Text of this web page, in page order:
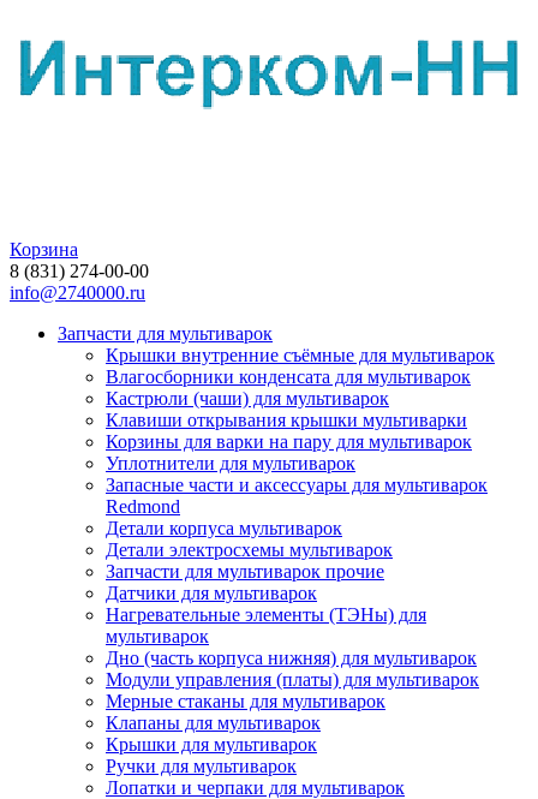
Корзина
8 (831) 274-00-00
info@2740000.ru
Запчасти для мультиварок
Крышки внутренние съёмные для мультиварок
Влагосборники конденсата для мультиварок
Кастрюли (чаши) для мультиварок
Клавиши открывания крышки мультиварки
Корзины для варки на пару для мультиварок
Уплотнители для мультиварок
Запасные части и аксессуары для мультиварок
Redmond
Детали корпуса мультиварок
Детали электросхемы мультиварок
Запчасти для мультиварок прочие
Датчики для мультиварок
Нагревательные элементы (ТЭНы) для
мультиварок
Дно (часть корпуса нижняя) для мультиварок
Модули управления (платы) для мультиварок
Мерные стаканы для мультиварок
Клапаны для мультиварок
Крышки для мультиварок
Ручки для мультиварок
Лопатки и черпаки для мультиварок